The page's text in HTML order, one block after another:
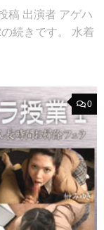
稿 出演者 アゲハ
続きです。 水着
0